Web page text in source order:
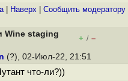
| Наверх Cообщить модератору
Wine staging
+ / –
(?), 02-Июл-22, 21:51
что-ли?))